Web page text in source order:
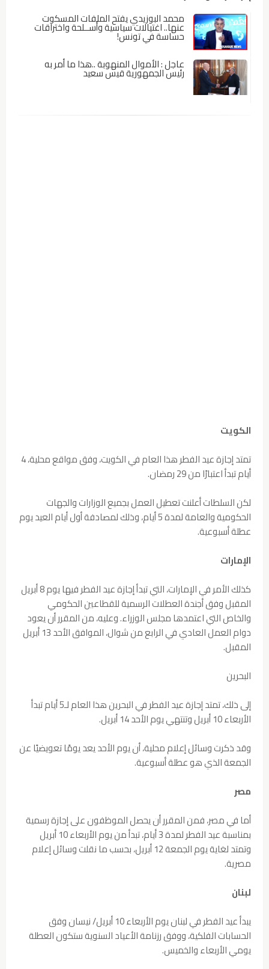
محمد البوزيدي يفتح الملفات المسكوت
عنها.. اغتيالات سياسية وأســلحة واختراقات
حساسة في تونس!
عاجل : الأموال المنهوبة ..هذا ما أمر به
رئيس الجمهورية قيس سعيد
الكويت
تمتد إجازة عيد الفطر هذا العام في الكويت، وفق مواقع محلية، 4
أيام تبدأ اعتبارًا من 29 رمضان.
لكن السلطات أعلنت تعطيل العمل بجميع الوزارات والجهات
الحكومية والعامة لمدة 5 أيام، وذلك لمصادفة أول أيام العيد يوم
عطلة أسبوعية.
الإمارات
كذلك الأمر في الإمارات، التي تبدأ إجازة عيد الفطر فيها يوم 8 أبريل
المقبل وفق أجندة العطلات الرسمية للقطاعين الحكومي
والخاص التي اعتمدها مجلس الوزراء. وعليه، من المقرر أن يعود
دوام العمل العادي في الرابع من شوال، الموافق الأحد 13 أبريل
المقبل.
البحرين
إلى ذلك، تمتد إجازة عيد الفطر في البحرين هذا العام لـ5 أيام تبدأ
الأربعاء 10 أبريل وتنتهي يوم الأحد 14 أبريل.
وقد ذكرت وسائل إعلام محلية، أن يوم الأحد يعد يومًا تعويضيًا عن
الجمعة الذي هو عطلة أسبوعية.
مصر
أما في مصر، فمن المقرر أن يحصل الموظفون على إجازة رسمية
بمناسبة عيد الفطر لمدة 3 أيام، تبدأ من يوم الأربعاء 10 أبريل
وتمتد لغاية يوم الجمعة 12 أبريل، بحسب ما نقلت وسائل إعلام
مصرية.
لبنان
يبدأ عيد الفطر في لبنان يوم الأربعاء 10 أبريل/ نيسان وفق
الحسابات الفلكية، ووفق رزنامة الأعياد السنوية ستكون العطلة
يومي الأربعاء والخميس.